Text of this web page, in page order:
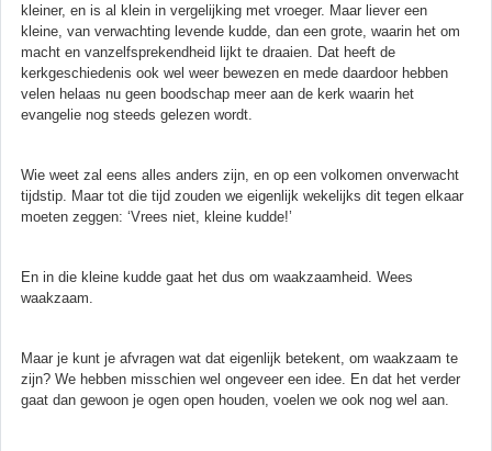
kleiner, en is al klein in vergelijking met vroeger. Maar liever een
kleine, van verwachting levende kudde, dan een grote, waarin het om
macht en vanzelfsprekendheid lijkt te draaien. Dat heeft de
kerkgeschiedenis ook wel weer bewezen en mede daardoor hebben
velen helaas nu geen boodschap meer aan de kerk waarin het
evangelie nog steeds gelezen wordt.
Wie weet zal eens alles anders zijn, en op een volkomen onverwacht
tijdstip. Maar tot die tijd zouden we eigenlijk wekelijks dit tegen elkaar
moeten zeggen: ‘Vrees niet, kleine kudde!’
En in die kleine kudde gaat het dus om waakzaamheid. Wees
waakzaam.
Maar je kunt je afvragen wat dat eigenlijk betekent, om waakzaam te
zijn? We hebben misschien wel ongeveer een idee. En dat het verder
gaat dan gewoon je ogen open houden, voelen we ook nog wel aan.